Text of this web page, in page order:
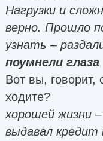
Нагрузки и
верно. Прошло
узнать –
поумнели глаза
Вот вы, говорит,
ходите?
хорошей жизни
выдавал